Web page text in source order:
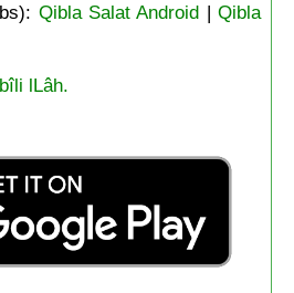
Qibla Salat Android |Qibla
lLâh.